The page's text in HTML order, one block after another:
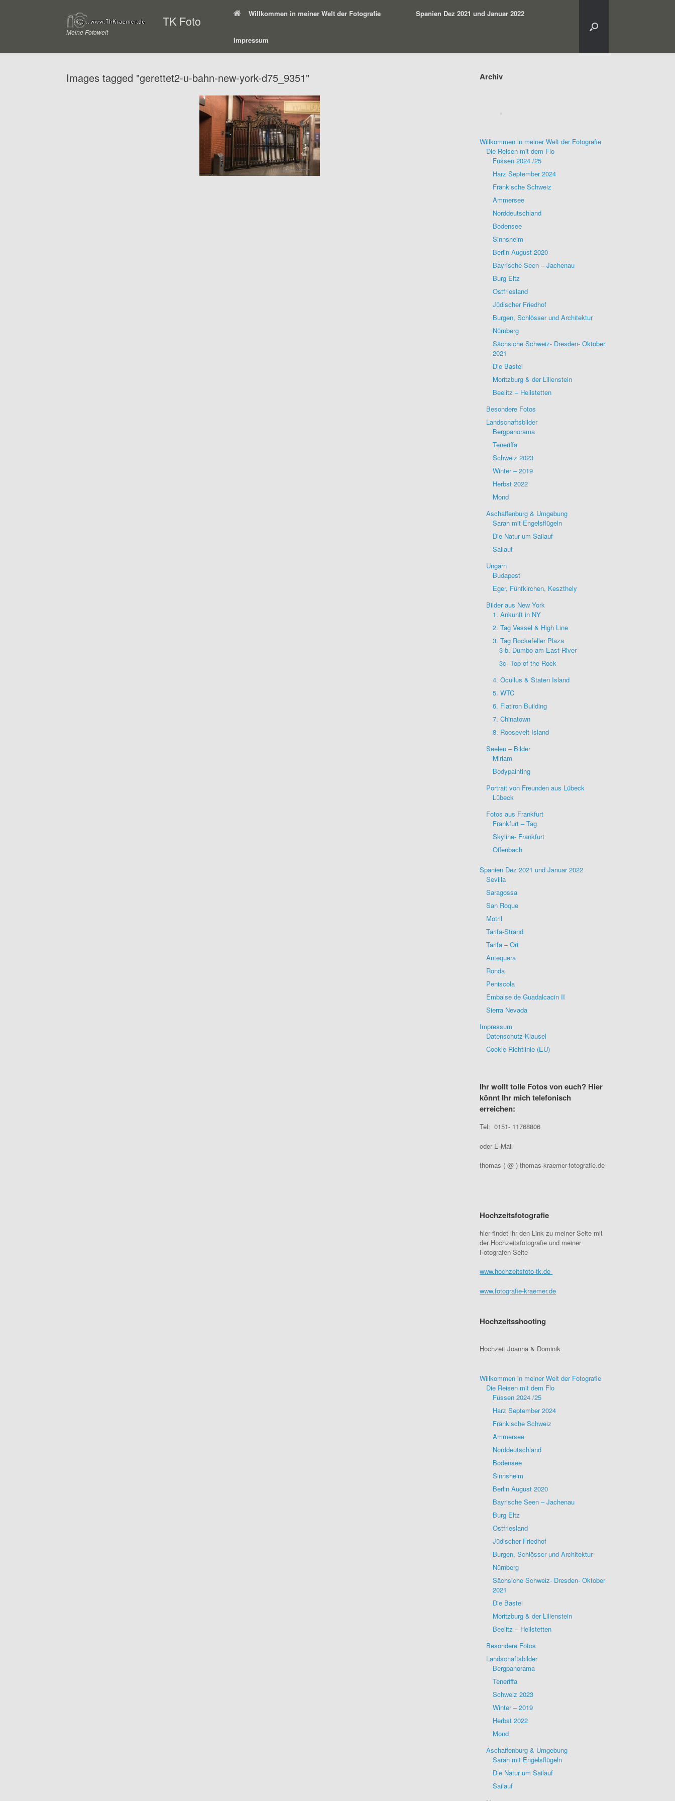
TK Foto
Meine Fotowelt
Willkommen in meiner Welt der Fotografie Spanien Dez 2021 und Januar 2022
Impressum
Images tagged "gerettet2-u-bahn-new-york-d75_9351" Archiv
Willkommen in meiner Welt der Fotografie
Die Reisen mit dem Flo
Füssen 2024 /25
Harz September 2024
Fränkische Schweiz
Ammersee
Norddeutschland
Bodensee
Sinnsheim
Berlin August 2020
Bayrische Seen – Jachenau
Burg Eltz
Ostfriesland
Jüdischer Friedhof
Burgen, Schlösser und Architektur
Nürnberg
Sächsiche Schweiz- Dresden- Oktober
2021
Die Bastei
Moritzburg & der Lilienstein
Beelitz – Heilstetten
Besondere Fotos
Landschaftsbilder
Bergpanorama
Teneriffa
Schweiz 2023
Winter – 2019
Herbst 2022
Mond
Aschaffenburg & Umgebung
Sarah mit Engelsflügeln
Die Natur um Sailauf
Sailauf
Ungarn
Budapest
Eger, Fünfkirchen, Keszthely
Bilder aus New York
1. Ankunft in NY
2. Tag Vessel & High Line
3. Tag Rockefeller Plaza
3-b. Dumbo am East River
3c- Top of the Rock
4. Ocullus & Staten Island
5. WTC
6. Flatiron Building
7. Chinatown
8. Roosevelt Island
Seelen – Bilder
Miriam
Bodypainting
Portrait von Freunden aus Lübeck
Lübeck
Fotos aus Frankfurt
Frankfurt – Tag
Skyline- Frankfurt
Offenbach
Spanien Dez 2021 und Januar 2022
Sevilla
Saragossa
San Roque
Motril
Tarifa-Strand
Tarifa – Ort
Antequera
Ronda
Peniscola
Embalse de Guadalcacin II
Sierra Nevada
Impressum
Datenschutz-Klausel
Cookie-Richtlinie (EU)
Ihr wollt tolle Fotos von euch? Hier
könnt Ihr mich telefonisch
erreichen:
Tel: 0151- 11768806
oder E-Mail
thomas ( @ ) thomas-kraemer-fotografie.de
Hochzeitsfotografie
hier findet ihr den Link zu meiner Seite mit
der Hochzeitsfotografie und meiner
Fotografen Seite
www.hochzeitsfoto-tk.de
www.fotografie-kraemer.de
Hochzeitsshooting
Hochzeit Joanna & Dominik
Willkommen in meiner Welt der Fotografie
Die Reisen mit dem Flo
Füssen 2024 /25
Harz September 2024
Fränkische Schweiz
Ammersee
Norddeutschland
Bodensee
Sinnsheim
Berlin August 2020
Bayrische Seen – Jachenau
Burg Eltz
Ostfriesland
Jüdischer Friedhof
Burgen, Schlösser und Architektur
Nürnberg
Sächsiche Schweiz- Dresden- Oktober
2021
Die Bastei
Moritzburg & der Lilienstein
Beelitz – Heilstetten
Besondere Fotos
Landschaftsbilder
Bergpanorama
Teneriffa
Schweiz 2023
Winter – 2019
Herbst 2022
Mond
Aschaffenburg & Umgebung
Sarah mit Engelsflügeln
Die Natur um Sailauf
Sailauf